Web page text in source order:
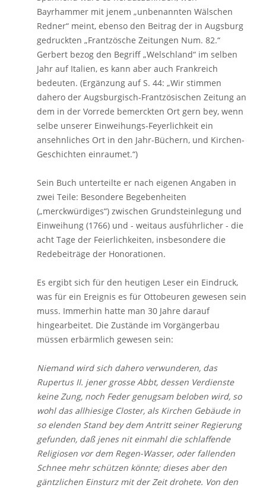
Bayrhammer mit jenem „unbenannten Wälschen
Redner“ meint, ebenso den Beitrag der in Augsburg
gedruckten „Frantzösche Zeitungen Num. 82.“
Gerbert bezog den Begriff „Welschland“ im selben
Jahr auf Italien, es kann aber auch Frankreich
bedeuten. (Ergänzung auf S. 44: „Wir stimmen
dahero der Augsburgisch-Frantzösischen Zeitung an
dem in der Vorrede bemerckten Ort gern bey, wenn
selbe unserer Einweihungs-Feyerlichkeit ein
ansehnliches Ort in den Jahr-Büchern, und Kirchen-
Geschichten einraumet.“)
Sein Buch unterteilte er nach eigenen Angaben in
zwei Teile: Besondere Begebenheiten
(„merckwürdiges“) zwischen Grundsteinlegung und
Einweihung (1766) und - weitaus ausführlicher - die
acht Tage der Feierlichkeiten, insbesondere die
Redebeiträge der Honorationen.
Es ergibt sich für den heutigen Leser ein Eindruck,
was für ein Ereignis es für Ottobeuren gewesen sein
muss. Immerhin hatte man 30 Jahre darauf
hingearbeitet. Die Zustände im Vorgängerbau
müssen erbärmlich gewesen sein:
Niemand wird sich dahero verwunderen, das
Rupertus II. jener grosse Abbt, dessen Verdienste
keine Zung, noch Feder genugsam beloben wird, so
wohl das allhiesige Closter, als Kirchen Gebäude in
so elenden Stand bey dem Antritt seiner Regierung
gefunden, daß jenes nit einmahl die schlaffende
Religiosen vor dem Regen-Wasser, oder fallenden
Schnee mehr schützen könnte; dieses aber den
gäntzlichen Einsturz mit der Zeit drohete. Von den